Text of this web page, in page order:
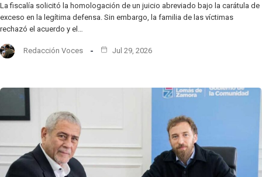
La fiscalía solicitó la homologación de un juicio abreviado bajo la carátula de
exceso en la legítima defensa. Sin embargo, la familia de las víctimas
rechazó el acuerdo y el…
Redacción Voces Jul 29, 2026